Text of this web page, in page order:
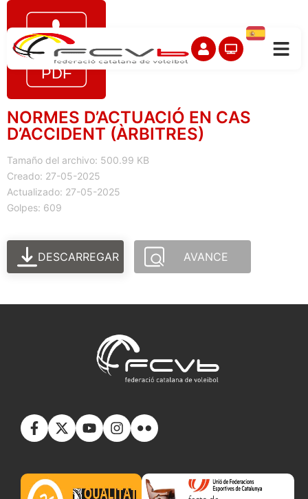
NORMES D’ACTUACIÓ EN CAS
D’ACCIDENT (ÀRBITRES)
Tamaño del archivo: 500.99 KB
Creado: 27-05-2025
Actualizado: 27-05-2025
Golpes: 609
DESCARREGAR AVANCE